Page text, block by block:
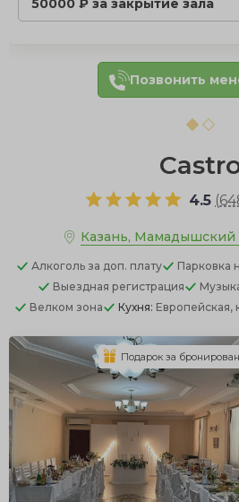
50000 ₽ за закрытие зала
Позвонить
4.5 (
Казань, Мамадышский
Алкоголь за доп. плату Парковка
Выездная регистрация
Велком зона
Кухня: Европейская,
Подарок за